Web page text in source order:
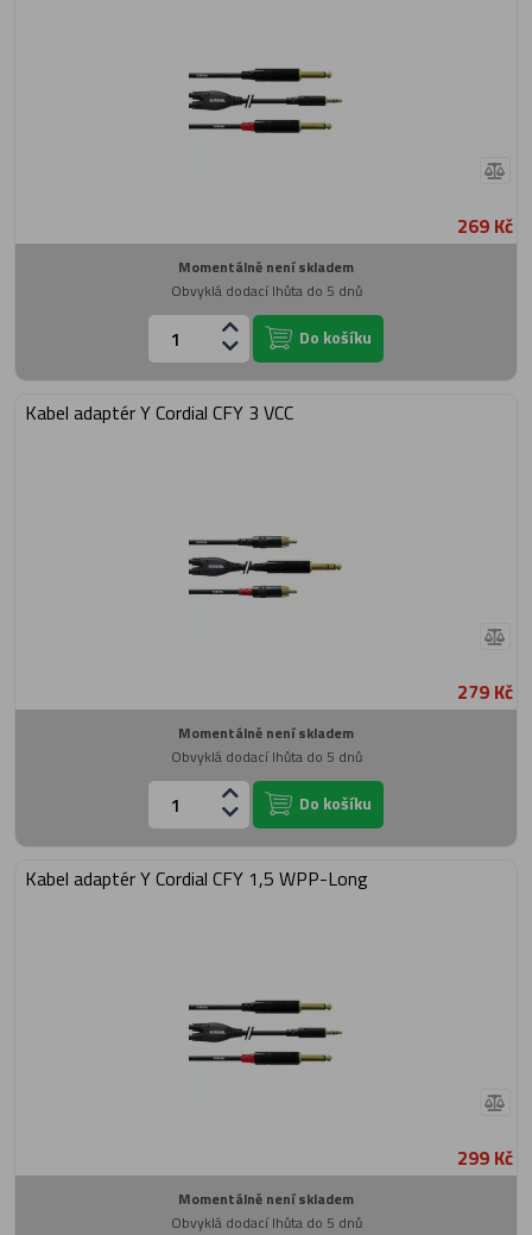
269 Kč
Momentálně není skladem
Obvyklá dodací lhůta do 5 dnů
Do košíku
Kabel adaptér Y Cordial CFY 3 VCC
279 Kč
Momentálně není skladem
Obvyklá dodací lhůta do 5 dnů
Do košíku
Kabel adaptér Y Cordial CFY 1,5 WPP-Long
299 Kč
Momentálně není skladem
Obvyklá dodací lhůta do 5 dnů